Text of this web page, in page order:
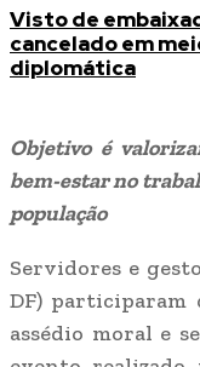
Visto de
cancelado em
diplomática
Objetivo é
bem-estar no
população
Servidores e
DF) participaram
assédio moral e